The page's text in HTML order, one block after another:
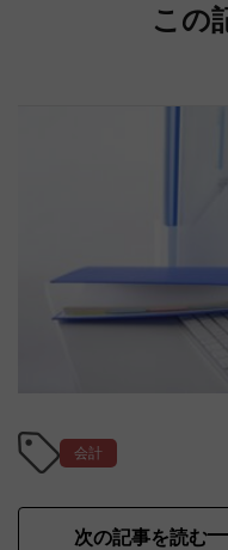
この
会計
次の記事を読む